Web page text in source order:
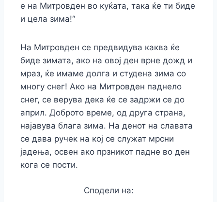
е на Митровден во куќата, така ќе ти биде
и цела зима!“
На Митровден се предвидува каква ќе
биде зимата, ако на овој ден врне дожд и
мраз, ќе имаме долга и студена зима со
многу снег! Ако на Митровден паднело
снег, се верува дека ќе се задржи се до
април. Доброто време, од друга страна,
најавува блага зима. На денот на славата
се дава ручек на кој се служат мрсни
јадења, освен ако прзникот падне во ден
кога се пости.
Сподели на: